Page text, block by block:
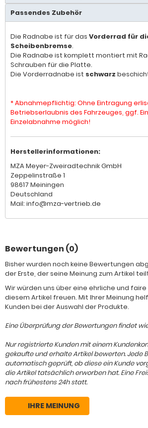
Passendes Zubehör
Die Radnabe ist für das Vorderrad für
Scheibenbremse.
Die Radnabe ist komplett montiert mit
Schrauben für die Platte.
Die Vorderradnabe ist schwarz
* Abnahmepflichtig: Ohne Eintragung
Betriebserlaubnis des Fahrzeuges, ggf.
Einzelabnahme möglich!
Herstellerinformationen:
MZA Meyer-Zweiradtechnik GmbH
Zeppelinstraße 1
98617 Meiningen
Deutschland
Mail: info@mza-vertrieb.de
Bewertungen (0)
Bisher wurden noch keine Bewertungen
der Erste, der seine Meinung zum Artikel
Wir würden uns über eine ehrliche und
diesem Artikel freuen. Mit Ihrer Meinung
Kunden bei der Auswahl der Produkte.
Eine Überprüfung der Bewertungen findet
Nur registrierte Kunden mit einem
gekaufte und erhalte Artikel bewerten. Jede
automatisch geprüft, ob diese ein Kunde
die Artikel tatsächlich erworben hat. Eine
nach frühestens 24h statt.
IHRE MEINUNG